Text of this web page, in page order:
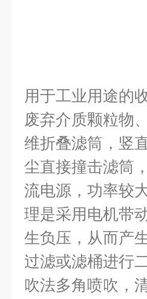
用于工业用途的
废弃介质颗粒物
维折叠滤筒，竖
尘直接撞击滤筒
流电源，功率较
理是采用电机带
生负压，从而产
过滤或滤桶进行
吹法多角喷吹，